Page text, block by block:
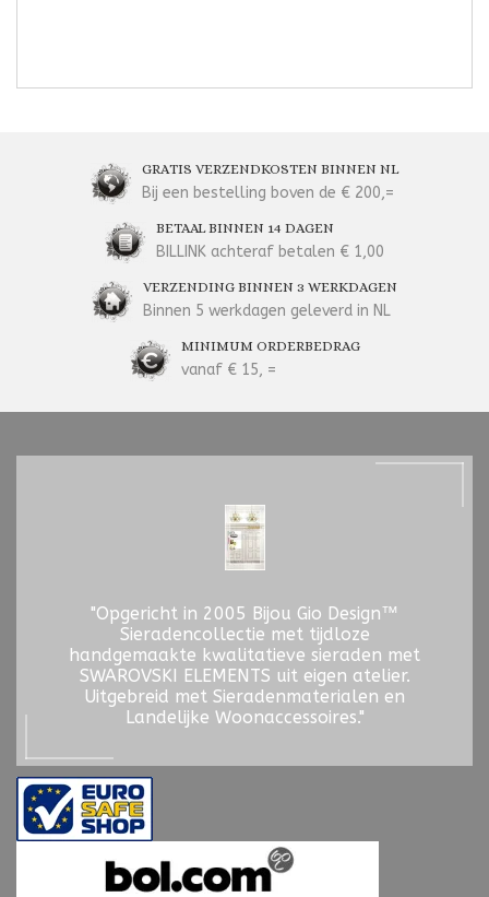
GRATIS VERZENDKOSTEN BINNEN NL
Bij een bestelling boven de € 200,=
BETAAL BINNEN 14 DAGEN
BILLINK achteraf betalen € 1,00
VERZENDING BINNEN 3 WERKDAGEN
Binnen 5 werkdagen geleverd in NL
MINIMUM ORDERBEDRAG
vanaf € 15, =
"Opgericht in 2005 Bijou Gio Design™
Sieradencollectie met tijdloze
handgemaakte kwalitatieve sieraden met
SWAROVSKI ELEMENTS uit eigen atelier.
Uitgebreid met Sieradenmaterialen en
Landelijke Woonaccessoires."